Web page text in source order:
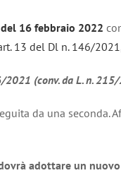
16 febbraio 2022
13 del Dl n. 146/2021
(conv. da L. n.
da una
adottare un